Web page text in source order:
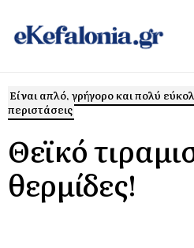
Είναι απλό, γρήγορο και πολύ
περιστάσεις
Θεϊκό
θερμίδες!